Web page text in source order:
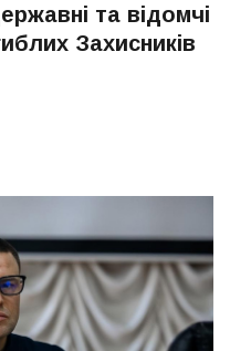
та відомчі
Захисників